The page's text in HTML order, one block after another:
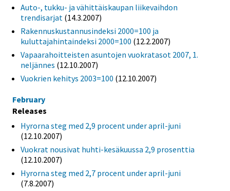
Auto-, tukku- ja vähittäiskaupan liikevaihdon
trendisarjat (14.3.2007)
Rakennuskustannusindeksi 2000=100 ja
kuluttajahintaindeksi 2000=100 (12.2.2007)
Vapaarahoitteisten asuntojen vuokratasot 2007, 1.
neljännes (12.10.2007)
Vuokrien kehitys 2003=100 (12.10.2007)
February
Releases
Hyrorna steg med 2,9 procent under april-juni
(12.10.2007)
Vuokrat nousivat huhti-kesäkuussa 2,9 prosenttia
(12.10.2007)
Hyrorna steg med 2,7 procent under april-juni
(7.8.2007)